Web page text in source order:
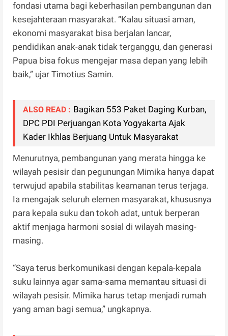
fondasi utama bagi keberhasilan pembangunan dan
kesejahteraan masyarakat. “Kalau situasi aman,
ekonomi masyarakat bisa berjalan lancar,
pendidikan anak-anak tidak terganggu, dan generasi
Papua bisa fokus mengejar masa depan yang lebih
baik,” ujar Timotius Samin.
ALSO READ : Bagikan 553 Paket Daging Kurban,
DPC PDI Perjuangan Kota Yogyakarta Ajak
Kader Ikhlas Berjuang Untuk Masyarakat
Menurutnya, pembangunan yang merata hingga ke
wilayah pesisir dan pegunungan Mimika hanya dapat
terwujud apabila stabilitas keamanan terus terjaga.
Ia mengajak seluruh elemen masyarakat, khususnya
para kepala suku dan tokoh adat, untuk berperan
aktif menjaga harmoni sosial di wilayah masing-
masing.
“Saya terus berkomunikasi dengan kepala-kepala
suku lainnya agar sama-sama memantau situasi di
wilayah pesisir. Mimika harus tetap menjadi rumah
yang aman bagi semua,” ungkapnya.